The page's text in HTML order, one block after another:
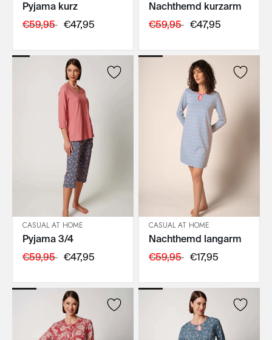
IN DEN WARENKORB
Pyjama kurz
€59,95 €47,95
IN DEN WARENKORB
Nachthemd kurzarm
€59,95 €47,95
IN DEN WARENKORB
CASUAL AT HOME
Pyjama 3/4
€59,95 €47,95
IN DEN WARENKORB
CASUAL AT HOME
Nachthemd langarm
€59,95 €17,95